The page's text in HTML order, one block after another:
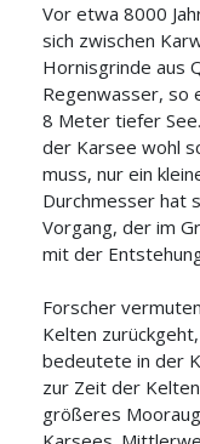
Vor etwa 8000
sich zwischen
Hornisgrinde aus
Regenwasser, so
8 Meter tiefer
der Karsee wohl
muss, nur ein
Durchmesser hat
Vorgang, der im
mit der
Forscher
Kelten
bedeutete in der
zur Zeit der
größeres